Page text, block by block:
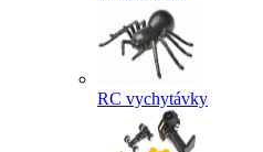
RC vychytávky